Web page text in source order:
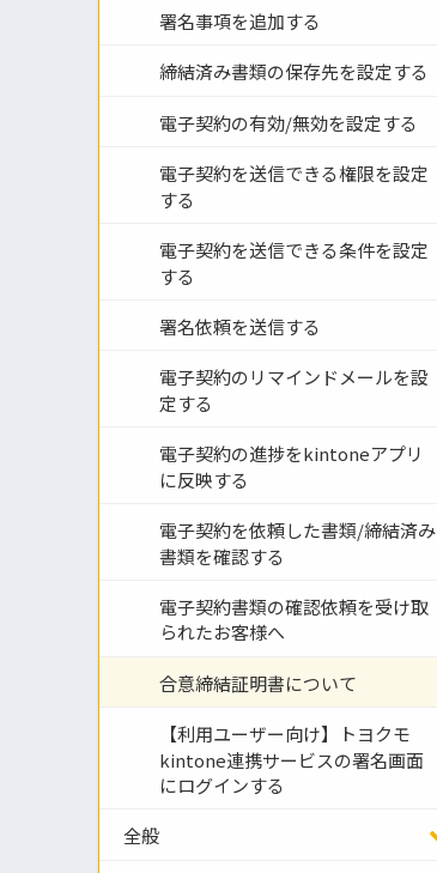
署名事項を追加する
締結済み書類の保存先を設定する
電子契約の有効/無効を設定する
電子契約を送信できる権限を設定
する
電子契約を送信できる条件を設定
する
署名依頼を送信する
電子契約のリマインドメールを設
定する
電子契約の進捗をkintoneアプリ
に反映する
電子契約を依頼した書類/締結済み
書類を確認する
電子契約書類の確認依頼を受け取
られたお客様へ
合意締結証明書について
【利用ユーザー向け】トヨクモ
kintone連携サービスの署名画面
にログインする
全般